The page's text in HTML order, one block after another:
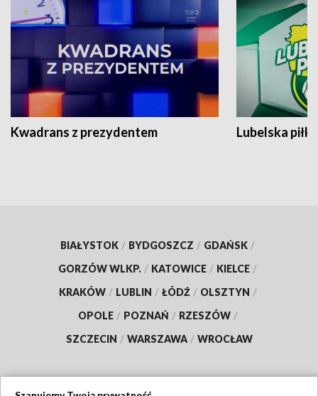
Kwadrans z prezydentem Lubelska piłka
BIAŁYSTOK / BYDGOSZCZ / GDAŃSK /
GORZÓW WLKP. / KATOWICE / KIELCE /
KRAKÓW / LUBLIN / ŁÓDŹ / OLSZTYN /
OPOLE / POZNAŃ / RZESZÓW /
SZCZECIN / WARSZAWA / WROCŁAW